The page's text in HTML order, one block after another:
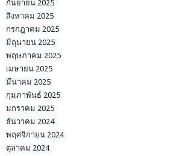
กันยายน 2025
สิงหาคม 2025
กรกฎาคม 2025
มิถุนายน 2025
พฤษภาคม 2025
เมษายน 2025
มีนาคม 2025
กุมภาพันธ์ 2025
มกราคม 2025
ธันวาคม 2024
พฤศจิกายน 2024
ตุลาคม 2024